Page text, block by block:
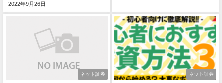
2022年9月26日
ネット証券 ネット証券